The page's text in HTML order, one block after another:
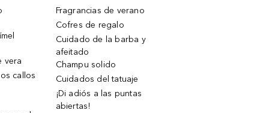
vera
callos
Fragrancias de verano
Cofres de regalo
Cuidado de la barba y
afeitado
Champu solido
Cuidados del tatuaje
¡Di adiós a las puntas
abiertas!